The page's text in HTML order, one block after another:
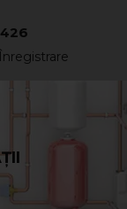
Înregistrare